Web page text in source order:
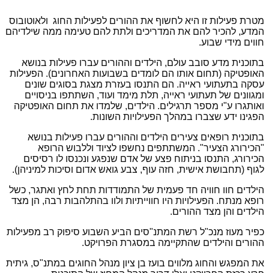
מטרת פעילות זו היא לחשוף את ההורים לפעילות החוג ולאוטובוס
המדע, להכיר להם את המדריכים ולתת להם טעימה ממה שילדיהם
חווים מידי שבוע.
בתוכנית מדע סובב עולם, הילדים וההורים עברו פעילות בנושא
האופטיקה (תחום אותו הם לומדים בשבועות האחרונים). הפעילות
עסקה בתעתועי ראייה. הם התנסו בעזרת מצגת בסוגים שונים
ומגוונים של תעתועי ראייה, תלת מימד ועוד, השתתפו בניסויים
ואותגרו ע"י מספר תרגילים. הילדים, שלמדו את תחום האופטיקה
הפגינו ידע שצברו במהלך הפעילויות השונות.
בתוכנית רופאים צעירים הילדים וההורים עברו פעילות בנושא
"הכירורג הצעיר". המשתתפים נחשפו לציוד וללבוש הרופא
הכירורג, התנסו בניתוח פצע של אדם שנפגע ונכנסו לו רסיסים
לגוף (תחבושת אישית, חזה עוף, צבע גואש אדום וסיכות למיניהן).
הילדים חוו חוויה חד פעמית של התמודדות תחת לחץ ואתגר, כשל
רופא מנתח. הפעילויות היו חווייתיות ולוו בהתלהבות רבה, הן מצד
הילדים והן מצד ההורים.
כפיר מעוז מנכ"ל רשת המתנ"סים הביע השבוע סיפוק רב מפעילות
ההורים והילדים שהתקיימה במסגרת הפרויקט.
את המפגש והחוג מלווים בועז בן ציון מנהל החוגים במתנ"ס, גיתית